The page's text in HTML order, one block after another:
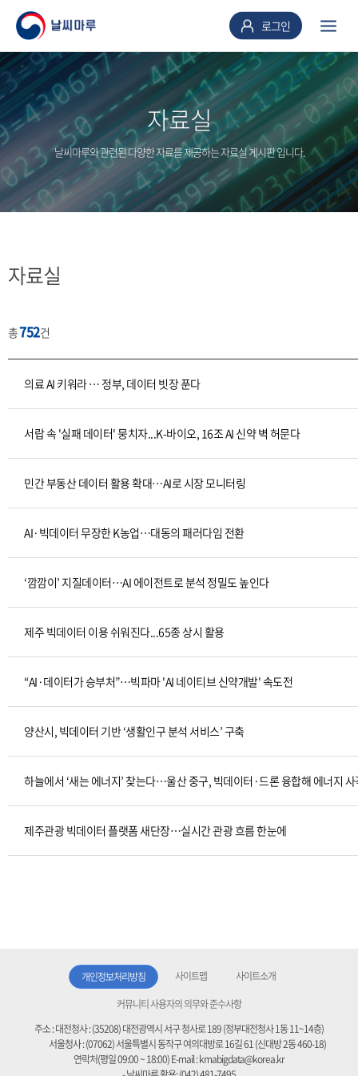
로그인
자료실
날씨마루와 관련된 다양한 자료를 제공하는 자료실 게시판 입니다.
자료실
총752건
의료 AI 키워라 … 정부, 데이터 빗장 푼다
서랍 속 '실패 데이터' 뭉치자...K-바이오, 16조 AI 신약 벽 허문다
민간 부동산 데이터 활용 확대…AI로 시장 모니터링
AI·빅데이터 무장한 K농업…대동의 패러다임 전환
‘깜깜이’ 지질데이터…AI 에이전트로 분석 정밀도 높인다
제주 빅데이터 이용 쉬워진다...65종 상시 활용
“AI·데이터가 승부처”…빅파마 'AI 네이티브 신약개발' 속도전
양산시, 빅데이터 기반 ‘생활인구 분석 서비스’ 구축
하늘에서 ‘새는 에너지’ 찾는다…울산 중구, 빅데이터·드론 융합해 에너지
제주관광 빅데이터 플랫폼 새단장…실시간 관광 흐름 한눈에
개인정보처리방침 사이트맵
사이트소개
커뮤니티 사용자의 의무와 준수사항
주소 :대전청사 : (35208) 대전광역시 서구 청사로 189 (정부대전청사 1동 11~14층)
서울청사 : (07062) 서울특별시 동작구 여의대방로 16길 61 (신대방 2동 460-18)
연락처(평일 09:00 ~ 18:00)E-mail :kmabigdata@korea.kr